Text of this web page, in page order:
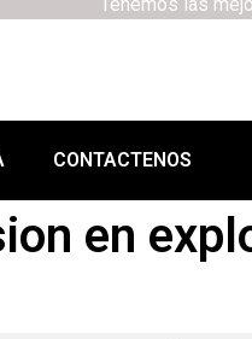
CONTACTENOS
en